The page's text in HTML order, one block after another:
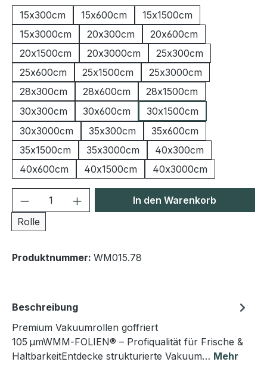
15x300cm
15x600cm
15x1500cm
15x3000cm
20x300cm
20x600cm
20x1500cm
20x3000cm
25x300cm
25x600cm
25x1500cm
25x3000cm
28x300cm
28x600cm
28x1500cm
30x300cm
30x600cm
30x1500cm
30x3000cm
35x300cm
35x600cm
35x1500cm
35x3000cm
40x300cm
40x600cm
40x1500cm 40x3000cm
Produkt Anzahl: Gib den
Rolle
In den Warenkorb
Produktnummer: WM015.78
Beschreibung
Premium Vakuumrollen goffriert
105 µmWMM‑FOLIEN® – Profiqualität für Frische &
HaltbarkeitEntdecke strukturierte Vakuum… Mehr